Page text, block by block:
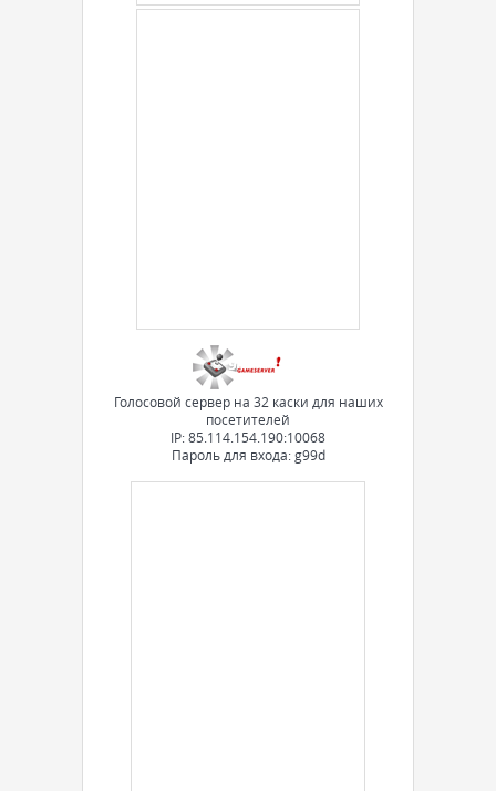
Голосовой сервер на 32 каски для наших
посетителей
IP: 85.114.154.190:10068
Пароль для входа: g99d